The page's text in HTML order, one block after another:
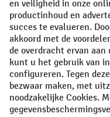
Sociale netwerken
Facebook
YouTube
LinkedIn
Instagram
Talen
FR NL